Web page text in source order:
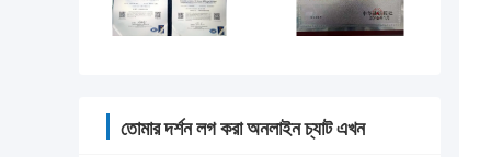
তোমার দর্শন লগ করা অনলাইন চ্যাট এখন